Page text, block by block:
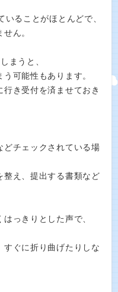
ることがほとんどで、
ん。
まうと、
可能性もあります。
き受付を済ませておき
どチェックされている場
整え、提出する書類など
っきりとした声で、
すぐに折り曲げたりしな